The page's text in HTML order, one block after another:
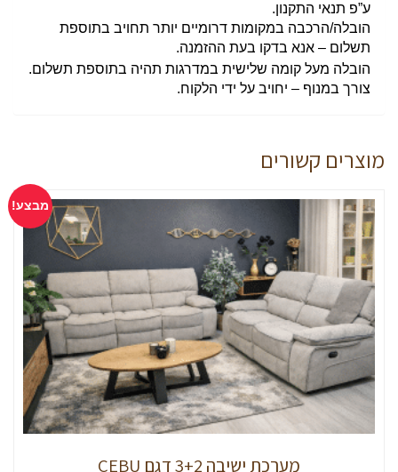
ע”פ תנאי התקנון.
הובלה/הרכבה במקומות דרומיים יותר תחויב בתוספת
תשלום – אנא בדקו בעת ההזמנה.
הובלה מעל קומה שלישית במדרגות תהיה בתוספת תשלום.
צורך במנוף – יחויב על ידי הלקוח.
מוצרים קשורים
מבצע!
מערכת ישיבה 3+2 דגם CEBU